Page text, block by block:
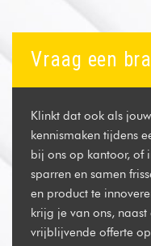
Vraag een
Klinkt dat ook als
kennismaken tijdens
bij ons op kantoor, of
sparren en samen
en product te
krijg je van ons,
vrijblijvende offerte